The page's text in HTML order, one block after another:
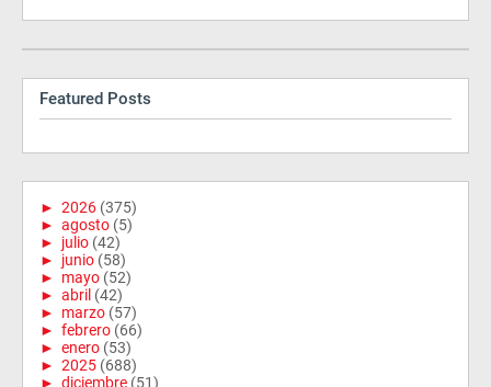
Featured Posts
► 2026 (375)
► agosto (5)
► julio (42)
► junio (58)
► mayo (52)
► abril (42)
► marzo (57)
► febrero (66)
► enero (53)
► 2025 (688)
► diciembre (51)